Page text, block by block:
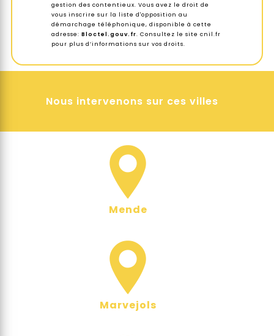
gestion des contentieux. Vous avez le droit de
vous inscrire sur la liste d'opposition au
démarchage téléphonique, disponible à cette
adresse:Bloctel.gouv.fr. Consultez le site cnil.fr
pour plus d’informations sur vos droits.
Nous intervenons sur ces villes
Mende
Marvejols